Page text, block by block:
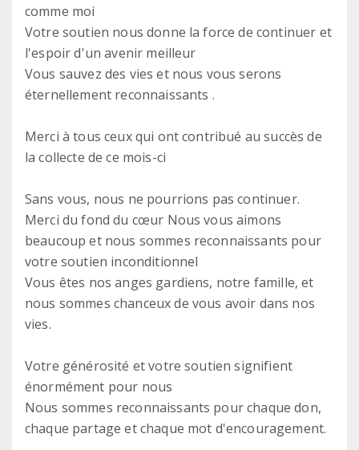
comme moi
Votre soutien nous donne la force de continuer et
l'espoir d'un avenir meilleur
Vous sauvez des vies et nous vous serons
éternellement reconnaissants .
Merci à tous ceux qui ont contribué au succès de
la collecte de ce mois-ci
Sans vous, nous ne pourrions pas continuer.
Merci du fond du cœur Nous vous aimons
beaucoup et nous sommes reconnaissants pour
votre soutien inconditionnel
Vous êtes nos anges gardiens, notre famille, et
nous sommes chanceux de vous avoir dans nos
vies.
Votre générosité et votre soutien signifient
énormément pour nous
Nous sommes reconnaissants pour chaque don,
chaque partage et chaque mot d'encouragement.